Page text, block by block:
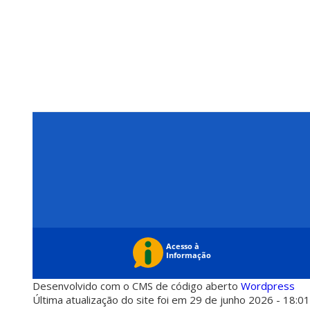
Desenvolvido com o CMS de código aberto Wordpress
Última atualização do site foi em 29 de junho 2026 -